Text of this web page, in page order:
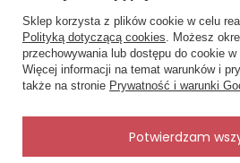
Status
Śledzenie
Kontakt
📏
Podaj
biuście,
Sklep korzysta z plików cookie w celu
Polityką dotyczącą cookies. Możesz
przechowywania lub dostępu do cookie w
Więcej informacji na temat warunków i
także na stronie Prywatność i warunki
Potwierdzam